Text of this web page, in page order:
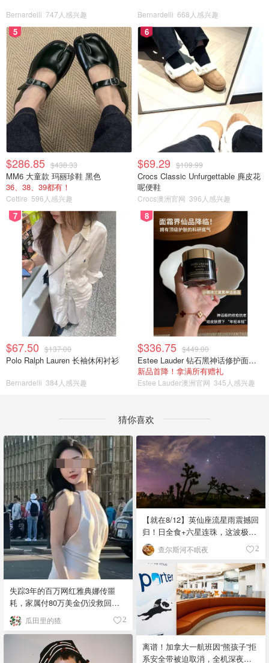
Bernardelli 747人感兴趣 Bernardelli 668人感兴趣
5
$286.85 $438.33
MM6 大童款 玛丽珍鞋 黑色
36、38、39都有！
Cettire 596人感兴趣
6
$69.29 $109.99
Crocs Classic Unfurgettable 麂皮花
呢便鞋
Crocs澳洲官网 396人感兴趣
7
$67.50 $137.00
Polo Ralph Lauren 长袖休闲衬衫
Bernardelli 384人感兴趣
8
$336.75 $449.00
Estee Lauder 钻石黑神话修护面霜 30ml
新品首降！拿满所有赠礼
Estee Lauder澳洲官网 345人感兴趣
猜你喜欢
失踪3年的百万网红雅典娜传噩
耗，家属付80万美金仍没救回，
闺蜜至今潜逃！
瓜田里的猹 2
【就在8/12】英仙座流星雨震撼回
归！日全食+六星连珠，这波极致
浪漫别错过
查尔斯河不眠夜 2
离谱！加拿大一航班因“熊孩子”拒
系安全带被迫取消，全机深夜滞